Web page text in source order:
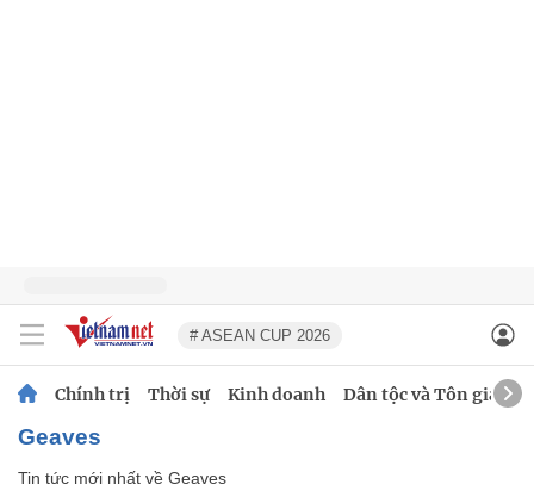
# ASEAN CUP 2026
Chính trị Thời sự Kinh doanh Dân tộc và Tôn giáo
Geaves
Tin tức mới nhất về Geaves